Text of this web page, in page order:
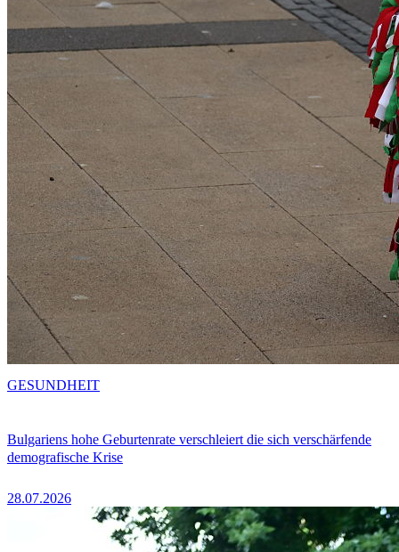
Bulgariens hohe Geburtenrate verschleiert die sich verschärfende
demografische Krise
28.07.2026
GESUNDHEIT